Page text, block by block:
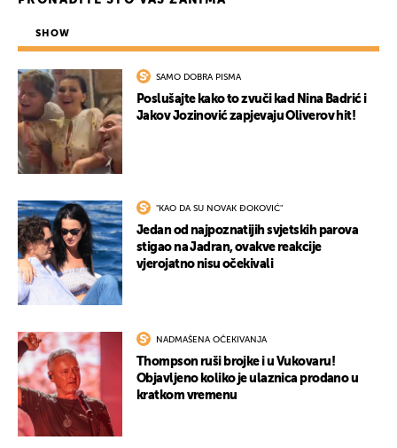
SHOW
SAMO DOBRA PISMA
Poslušajte kako to zvuči kad Nina Badrić i
Jakov Jozinović zapjevaju Oliverov hit!
"KAO DA SU NOVAK ĐOKOVIĆ"
Jedan od najpoznatijih svjetskih parova
stigao na Jadran, ovakve reakcije
vjerojatno nisu očekivali
NADMAŠENA OČEKIVANJA
Thompson ruši brojke i u Vukovaru!
Objavljeno koliko je ulaznica prodano u
kratkom vremenu